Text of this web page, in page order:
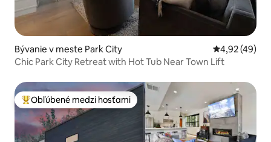
Bývanie v meste Park City Priemerné
4,92 (49)
Chic Park City Retreat with Hot Tub Near Town Lift
Najobľúbenejšie medzi hosťami
Obľúbené medzi hosťami